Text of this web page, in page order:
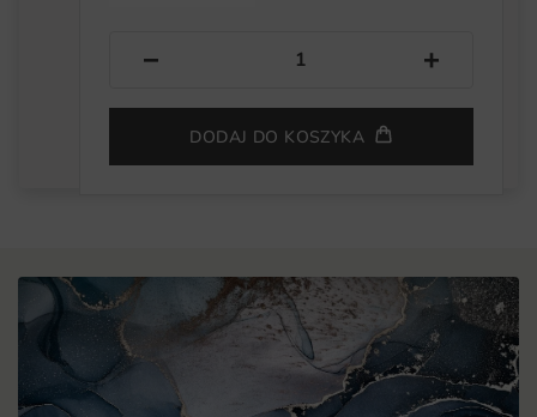
− +
DODAJ DO KOSZYKA